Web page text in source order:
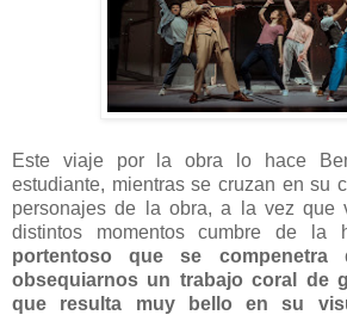
Este viaje por la obra lo hace
estudiante, mientras se cruzan en su
personajes de la obra, a la vez que
distintos momentos cumbre de la
portentoso que se compenetra
obsequiarnos un trabajo coral de
que resulta muy bello en su